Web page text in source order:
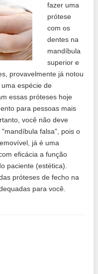
fazer uma
prótese
com os
dentes na
mandíbula
superior e
provavelmente já notou
espécie de
essas próteses hoje
para pessoas mais
você não deve
falsa", pois o
já é uma
eficácia a função
paciente (estética).
próteses de fecho na
para você.